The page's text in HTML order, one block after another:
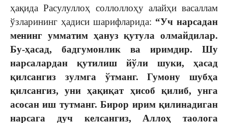
ҳақида Расулуллоҳ соллоллоҳу алайҳи васаллам
ўзларининг ҳадиси шарифларида: “Уч нарсадан
менинг умматим ҳануз қутула олмайдилар.
Бу-ҳасад, бадгумонлик ва иримдир. Шу
нарсалардан қутилиш йўли шуки, ҳасад
қилсангиз зулмга ўтманг. Гумону шубҳа
қилсангиз, уни ҳақиқат ҳисоб қилиб, унга
асосан иш тутманг. Бирор ирим қилинадиган
нарсага дуч келсангиз, Аллоҳ таолога